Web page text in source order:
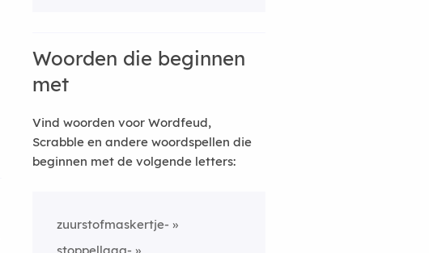
Woorden die beginnen
met
Vind woorden voor Wordfeud,
Scrabble en andere woordspellen die
beginnen met de volgende letters:
zuurstofmaskertje-